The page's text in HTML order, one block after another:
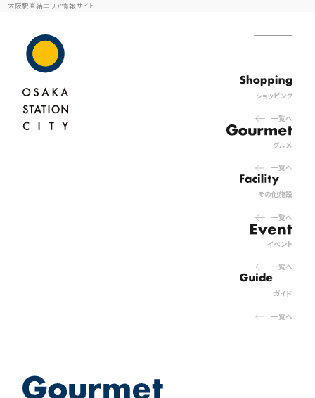
大阪駅直結エリア情報サイト
ショッピング
一覧へ
グルメ
一覧へ
その他施設
一覧へ
イベント
一覧へ
ガイド
一覧へ